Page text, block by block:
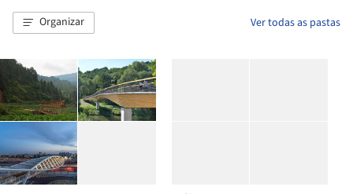
Organizar Ver todas as pastas